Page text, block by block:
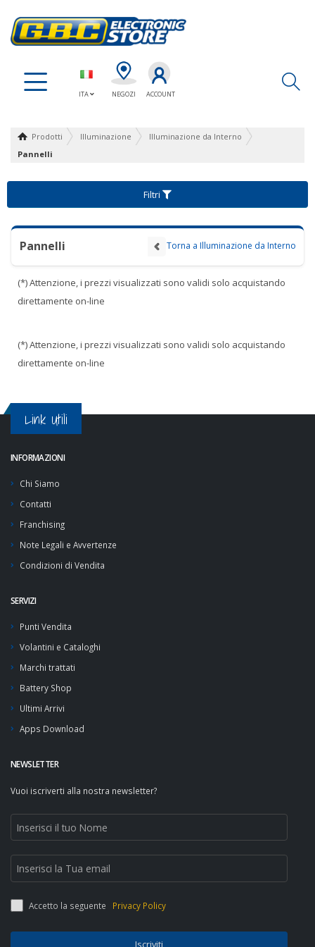
ITA NEGOZI ACCOUNT
Prodotti Illuminazione
Illuminazione da Interno
Pannelli
Filtri
Pannelli Torna a Illuminazione da Interno
(*) Attenzione, i prezzi visualizzati sono validi solo acquistando
direttamente on-line
(*) Attenzione, i prezzi visualizzati sono validi solo acquistando
direttamente on-line
Link Utili
INFORMAZIONI
Chi Siamo
Contatti
Franchising
Note Legali e Avvertenze
Condizioni di Vendita
SERVIZI
Punti Vendita
Volantini e Cataloghi
Marchi trattati
Battery Shop
Ultimi Arrivi
Apps Download
NEWSLETTER
Vuoi iscriverti alla nostra newsletter?
Accetto la seguente Privacy Policy
Iscriviti